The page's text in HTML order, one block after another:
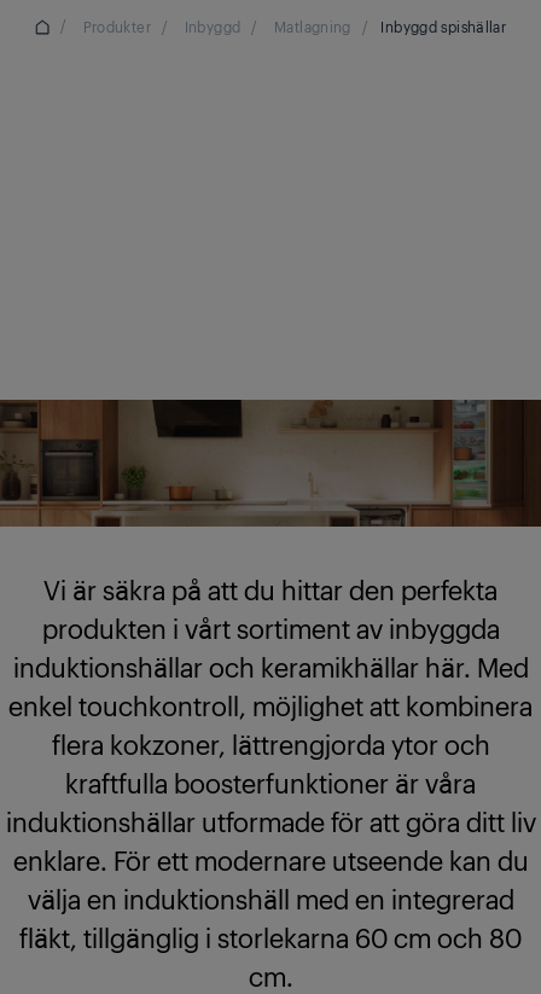
/ Produkter / Inbyggd / Matlagning / Inbyggd spishällar
Vi är säkra på att du hittar den perfekta
produkten i vårt sortiment av inbyggda
induktionshällar och keramikhällar här. Med
enkel touchkontroll, möjlighet att kombinera
flera kokzoner, lättrengjorda ytor och
kraftfulla boosterfunktioner är våra
induktionshällar utformade för att göra ditt liv
enklare. För ett modernare utseende kan du
välja en induktionshäll med en integrerad
fläkt, tillgänglig i storlekarna 60 cm och 80
cm.